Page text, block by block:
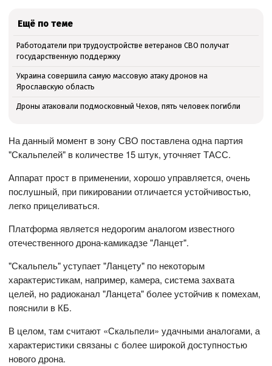
Ещё по теме
Работодатели при трудоустройстве ветеранов СВО получат
государственную поддержку
Украина совершила самую массовую атаку дронов на
Ярославскую область
Дроны атаковали подмосковный Чехов, пять человек погибли
На данный момент в зону СВО поставлена одна партия
"Скальпелей" в количестве 15 штук, уточняет ТАСС.
Аппарат прост в применении, хорошо управляется, очень
послушный, при пикировании отличается устойчивостью,
легко прицеливаться.
Платформа является недорогим аналогом известного
отечественного дрона-камикадзе "Ланцет".
"Скальпель" уступает "Ланцету" по некоторым
характеристикам, например, камера, система захвата
целей, но радиоканал "Ланцета" более устойчив к помехам,
пояснили в КБ.
В целом, там считают «Скальпели» удачными аналогами, а
характеристики связаны с более широкой доступностью
нового дрона.